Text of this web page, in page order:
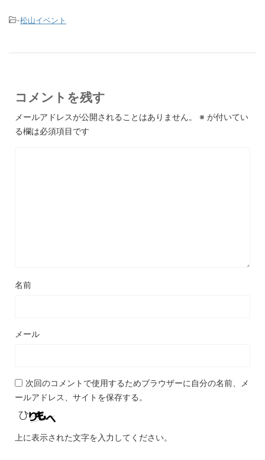
-松山イベント
コメントを残す
メールアドレスが公開されることはありません。 ※ が付いてい
る欄は必須項目です
名前
メール
次回のコメントで使用するためブラウザーに自分の名前、メ
ールアドレス、サイトを保存する。
上に表示された文字を入力してください。